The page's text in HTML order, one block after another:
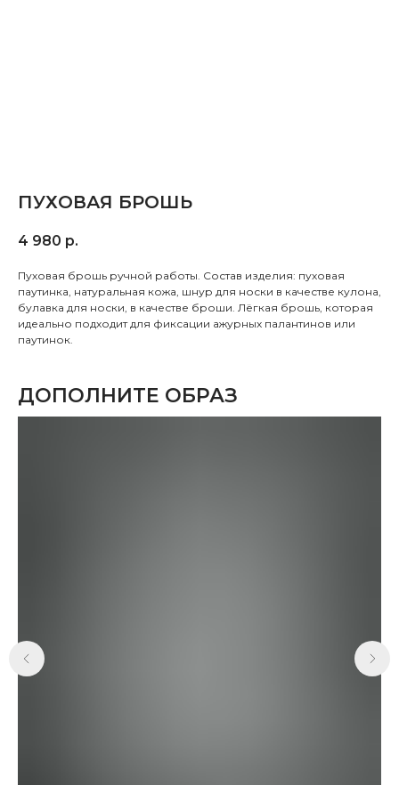
ПУХОВАЯ БРОШЬ
4 980 р.
Пуховая брошь ручной работы. Состав изделия: пуховая
паутинка, натуральная кожа, шнур для носки в качестве кулона,
булавка для носки, в качестве броши. Лёгкая брошь, которая
идеально подходит для фиксации ажурных палантинов или
паутинок.
ДОПОЛНИТЕ ОБРАЗ